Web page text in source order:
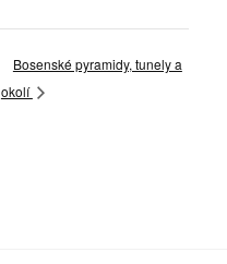
Bosenské pyramidy, tunely a
okolí